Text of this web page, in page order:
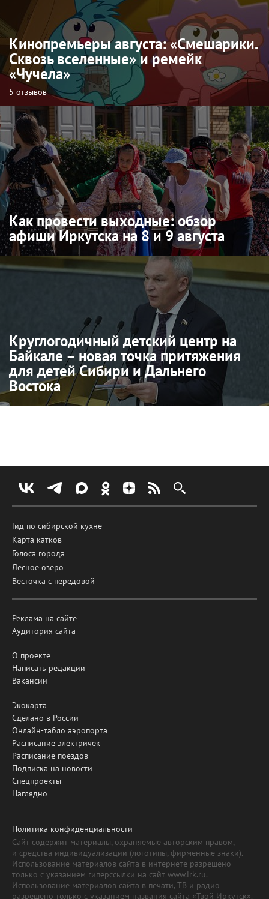
Кинопремьеры августа: «Смешарики.
Сквозь вселенные» и ремейк
«Чучела»
5 отзывов
Как провести выходные: обзор
афиши Иркутска на 8 и 9 августа
Круглогодичный детский центр на
Байкале – новая точка притяжения
для детей Сибири и Дальнего
Востока
Гид по сибирской кухне
Карта катков
Голоса города
Лесное озеро
Весточка с передовой
Реклама на сайте
Аудитория сайта
О проекте
Написать редакции
Вакансии
Экокарта
Сделано в России
Онлайн-табло аэропорта
Расписание электричек
Расписание поездов
Подписка на новости
Спецпроекты
Наглядно
Политика конфиденциальности
Сайт содержит материалы, охраняемые авторским правом,
и средства индивидуализации (логотипы, фирменные знаки).
Использование материалов сайта в интернете разрешено
только с указанием гиперссылки на сайт www.irk.ru.
Использование материалов сайта в печати, ТВ и радио
разрешено только с указанием названия сайта «Твой Иркутск».